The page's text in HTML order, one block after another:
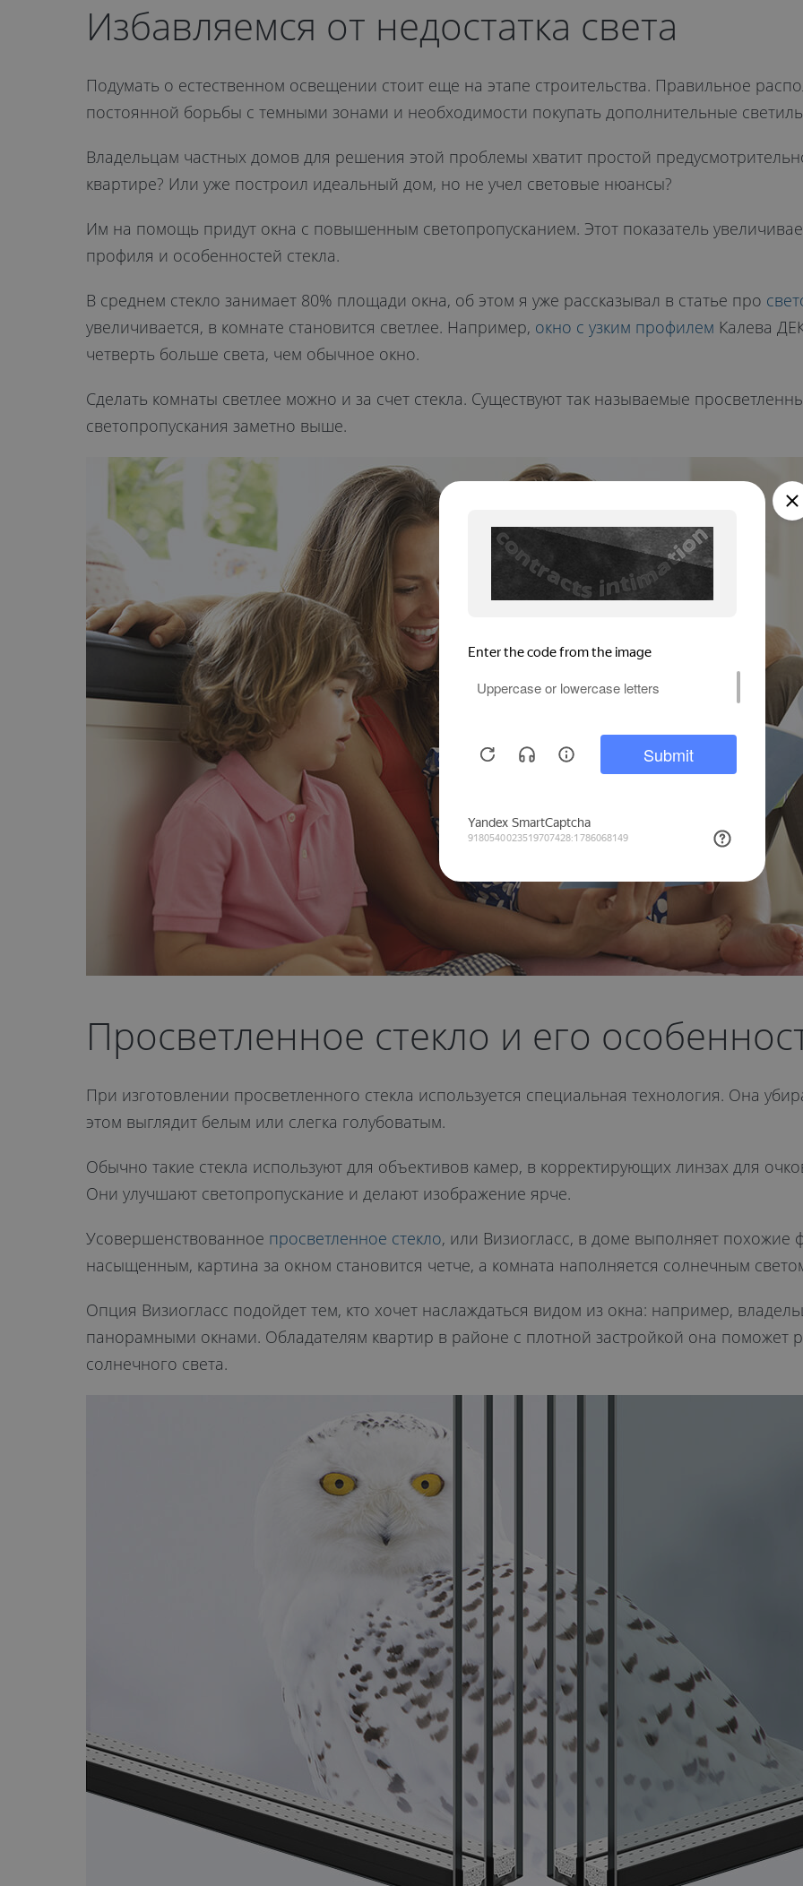
Избавляемся от недостатка света
Подумать о естественном освещении стоит еще на этапе строительства. Правильное
постоянной борьбы с темными зонами и необходимости покупать дополнительные
Владельцам частных домов для решения этой проблемы хватит простой
квартире? Или уже построил идеальный дом, но не учел световые нюансы?
Им на помощь придут окна с повышенным светопропусканием. Этот показатель
профиля и особенностей стекла.
В среднем стекло занимает 80% площади окна, об этом я уже рассказывал в статье про
увеличивается, в комнате становится светлее. Например, окно с узким профилем Калева
четверть больше света, чем обычное окно.
Сделать комнаты светлее можно и за счет стекла. Существуют так называемые
светопропускания заметно выше.
Просветленное стекло и его
При изготовлении просветленного стекла используется специальная технология. Она
этом выглядит белым или слегка голубоватым.
Обычно такие стекла используют для объективов камер, в корректирующих линзах для
Они улучшают светопропускание и делают изображение ярче.
Усовершенствованное просветленное стекло, или Визиогласс, в доме выполняет похожие
насыщенным, картина за окном становится четче, а комната наполняется солнечным
Опция Визиогласс подойдет тем, кто хочет наслаждаться видом из окна: например,
панорамными окнами. Обладателям квартир в районе с плотной застройкой она поможет
солнечного света.